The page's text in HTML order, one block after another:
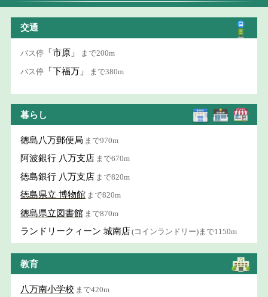
交通
バス停 「市原」 まで200m
バス停 「下福万」 まで380m
暮らし
徳島八万郵便局 まで970m
阿波銀行 八万支店 まで670m
徳島銀行 八万支店 まで820m
徳島県立 博物館 まで820m
徳島県立図書館 まで870m
ランドリークィーン 城南店(コインランドリー)まで1150m
教育
八万南小学校 まで420m